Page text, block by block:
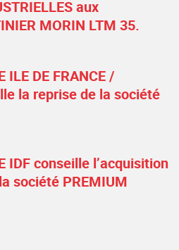
aux
MORIN LTM 35.
ILE DE FRANCE /
la reprise de la société
IDF conseille l’acquisition
société PREMIUM